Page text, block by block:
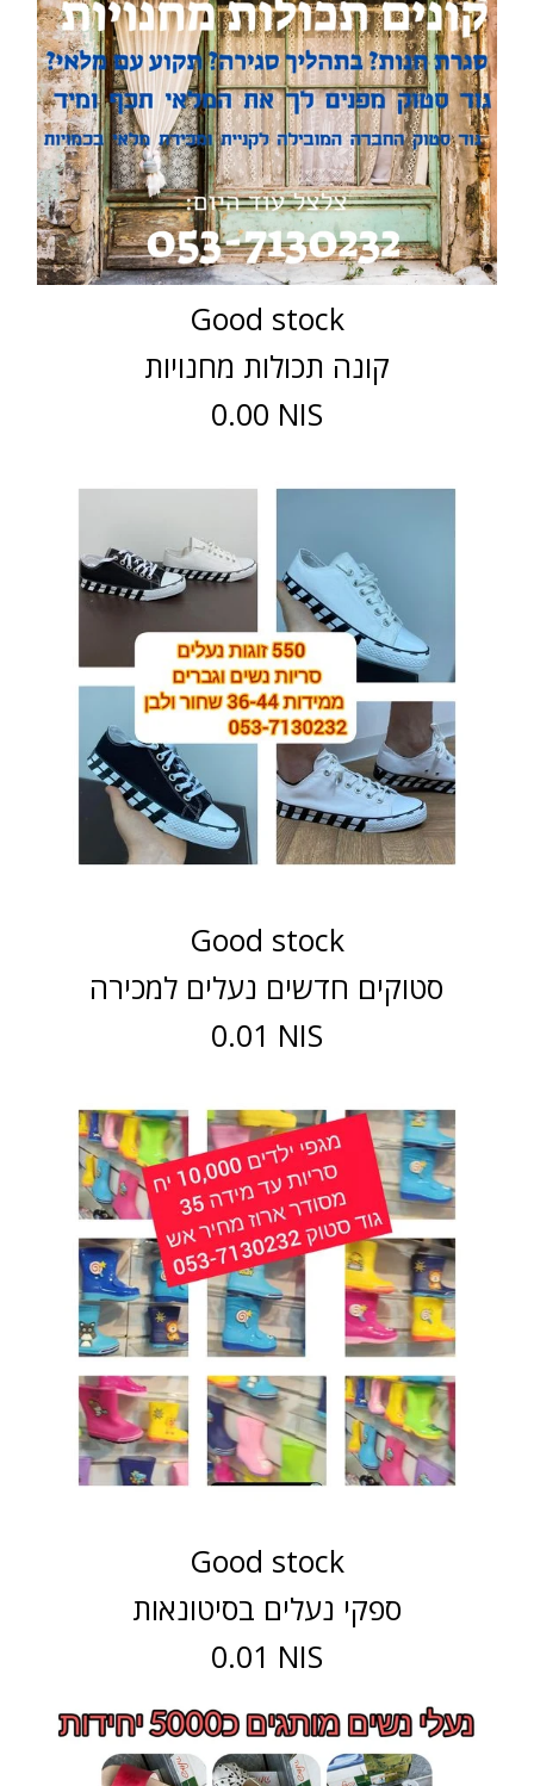
Good stock
קונה תכולות מחנויות
0.00 NIS
Good stock
סטוקים חדשים נעלים למכירה
0.01 NIS
Good stock
ספקי נעלים בסיטונאות
0.01 NIS